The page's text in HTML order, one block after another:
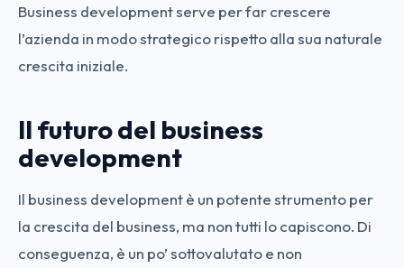
Business development serve per far crescere
l’azienda in modo strategico rispetto alla sua naturale
crescita iniziale.
Il futuro del business
development
Il business development è un potente strumento per
la crescita del business, ma non tutti lo capiscono. Di
conseguenza, è un po’ sottovalutato e non